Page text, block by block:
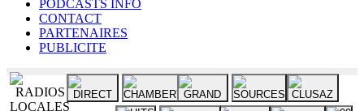
PODCASTS INFO
CONTACT
PARTENAIRES
PUBLICITE